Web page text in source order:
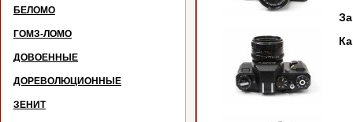
БЕЛОМО
ГОМЗ-ЛОМО
ДОВОЕННЫЕ
ДОРЕВОЛЮЦИОННЫЕ
ЗЕНИТ